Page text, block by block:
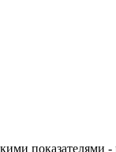
показателями